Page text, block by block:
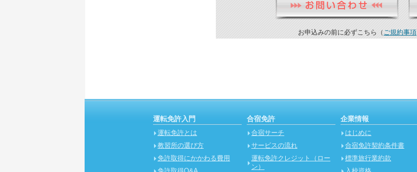
お申込みの前に必ずこちら（ ご規約事項
運転免許入門
運転免許とは
教習所の選び方
免許取得にかかわる費用
合宿免許
合宿サーチ
サービスの流れ
運転免許クレジット（ロー
ン）
企業情報
はじめに
合宿免許契約条件書
標準旅行業約款